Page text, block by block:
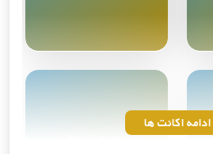
خدمات اینستاگرام
ادامه اکانت ها